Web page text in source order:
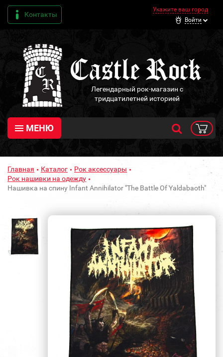
Контакты
Укажите ваш город
Войти
Легендарный рок-магазин с
тридцатилетней историей
МЕНЮ
Главная Каталог
Рок аксессуары
Рок нашивки на одежду
Нашивка на спину Infant Annihilator "The Battle Of Yaldabaoth"